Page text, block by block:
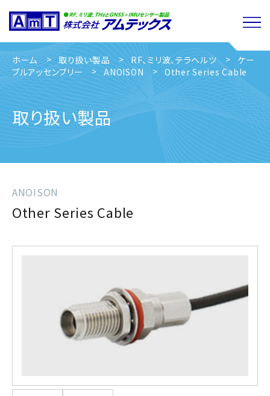
ホーム 取り扱い製品 RF、ミリ波、テラヘルツ
ケー
ブルアッセンブリー
ANOISON Other Series Cable
取り扱い製品
ANOISON
Other Series Cable